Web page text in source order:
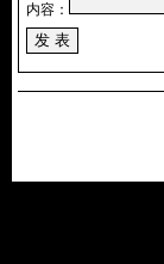
内容：